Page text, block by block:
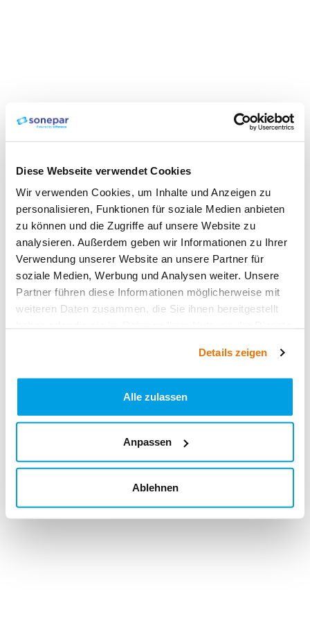
Diese Webseite verwendet Cookies
Wir verwenden Cookies, um Inhalte und Anzeigen zu
personalisieren, Funktionen für soziale Medien anbieten
zu können und die Zugriffe auf unsere Website zu
analysieren. Außerdem geben wir Informationen zu Ihrer
Verwendung unserer Website an unsere Partner für
soziale Medien, Werbung und Analysen weiter. Unsere
Partner führen diese Informationen möglicherweise mit
weiteren Daten zusammen, die Sie ihnen bereitgestellt
Details zeigen
Alle zulassen
Anpassen
Ablehnen